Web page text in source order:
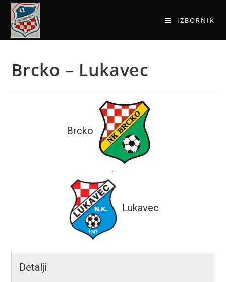
IZBORNIK
Brcko – Lukavec
Brcko
-
Lukavec
Detalji